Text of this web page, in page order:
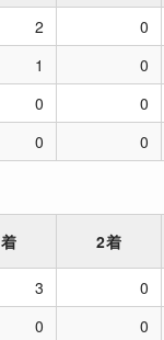
2 0
1 0
0 0
0 0
2着
3 0
0 0